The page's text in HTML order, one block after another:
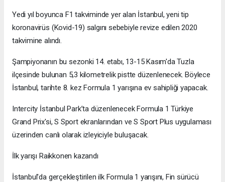
Yedi yıl boyunca F1 takviminde yer alan İstanbul, yeni tip
koronavirüs (Kovid-19) salgını sebebiyle revize edilen 2020
takvimine alındı.
Şampiyonanın bu sezonki 14. etabı, 13-15 Kasım'da Tuzla
ilçesinde bulunan 5,3 kilometrelik pistte düzenlenecek. Böylece
İstanbul, tarihte 8. kez Formula 1 yarışına ev sahipliği yapacak.
Intercity İstanbul Park’ta düzenlenecek Formula 1 Türkiye
Grand Prix'si, S Sport ekranlarından ve S Sport Plus uygulaması
üzerinden canlı olarak izleyiciyle buluşacak.
İlk yarışı Raikkonen kazandı
İstanbul'da gerçekleştirilen ilk Formula 1 yarışını, Fin sürücü